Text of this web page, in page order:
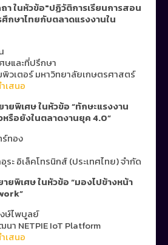
า ในหัวข้อ"ปฏิวัติการเรียนการสอน
ศึกษาไทยกับตลาดแรงงานใน
และที่ปรึกษา
วเตอร์ มหาวิทยาลัยเกษตรศาสตร์
เสนอ
ายพิเศษ ในหัวข้อ “ทักษะแรงงาน
รือยังในตลาดงานยุค 4.0”
ทอง
ะ อิเล็คโทรนิกส์ (ประเทศไทย) จำกัด
ายพิเศษ ในหัวข้อ “มองไปข้างหน้า
ษ์ไพบูลย์
า NETPIE IoT Platform
เสนอ